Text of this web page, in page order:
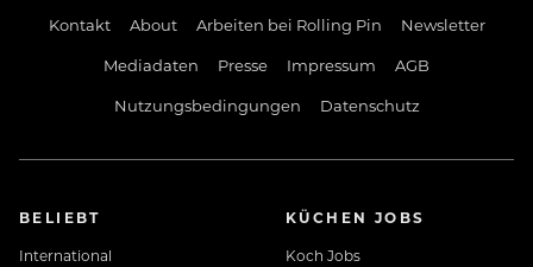
Kontakt About Arbeiten bei Rolling Pin
Newsletter
Mediadaten
Presse Impressum
AGB
Nutzungsbedingungen
Datenschutz
BELIEBT
International
KÜCHEN JOBS
Koch Jobs